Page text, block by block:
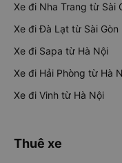
Xe đi Nha Trang từ Sài
Xe đi Đà Lạt từ Sài Gòn
Xe đi Sapa từ Hà Nội
Xe đi Hải Phòng từ Hà
Xe đi Vinh từ Hà Nội
Thuê xe